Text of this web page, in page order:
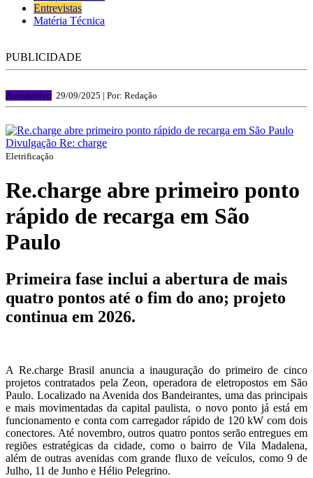
Entrevistas
Matéria Técnica
PUBLICIDADE
Automotivo 29/09/2025 | Por: Redação
Divulgação Re: charge
Eletrificação
Re.charge abre primeiro ponto
rápido de recarga em São
Paulo
Primeira fase inclui a abertura de mais
quatro pontos até o fim do ano; projeto
continua em 2026.
A Re.charge Brasil anuncia a inauguração do primeiro de cinco
projetos contratados pela Zeon, operadora de eletropostos em São
Paulo. Localizado na Avenida dos Bandeirantes, uma das principais
e mais movimentadas da capital paulista, o novo ponto já está em
funcionamento e conta com carregador rápido de 120 kW com dois
conectores. Até novembro, outros quatro pontos serão entregues em
regiões estratégicas da cidade, como o bairro de Vila Madalena,
além de outras avenidas com grande fluxo de veículos, como 9 de
Julho, 11 de Junho e Hélio Pelegrino.